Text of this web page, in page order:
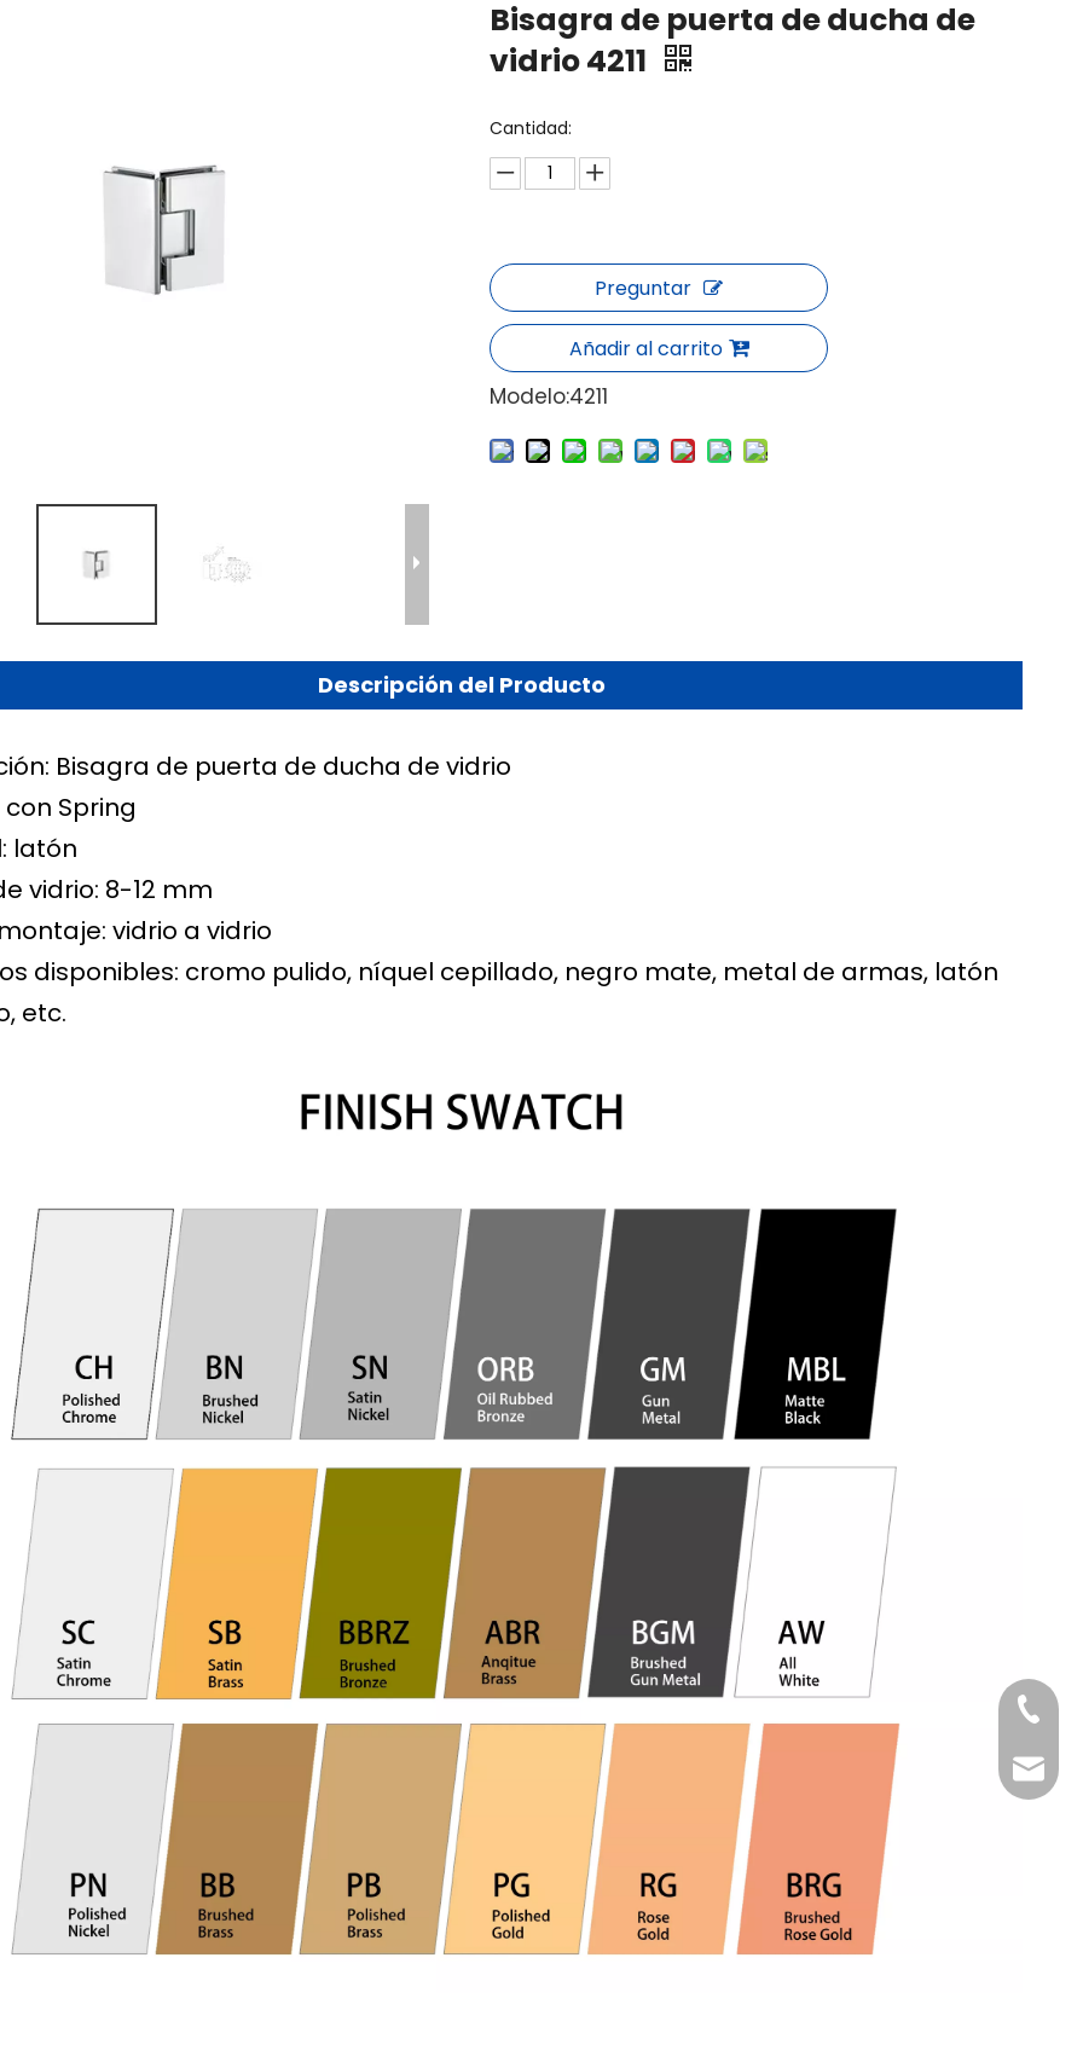
Bisagra de puerta de ducha de
vidrio 4211
Cantidad:
Preguntar
Añadir al carrito
Modelo:4211
Descripción del Producto
Bisagra de puerta de ducha de vidrio
con Spring
latón
vidrio: 8-12 mm
vidrio a vidrio
disponibles: cromo pulido, níquel cepillado, negro mate, metal de armas, latón
etc.
Tel
Email